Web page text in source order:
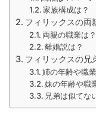
家族構成は？
フィリックスの両
両親の職業は？
離婚説は？
フィリックスの兄
姉の年齢や職
妹の年齢や職
兄弟は似てな